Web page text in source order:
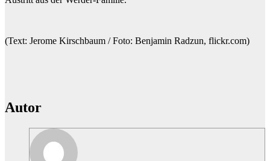
(Text: Jerome Kirschbaum / Foto: Benjamin Radzun, flickr.com)
Autor